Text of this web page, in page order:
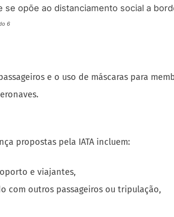
6
e o uso de máscaras para
propostas pela IATA incluem:
e viajantes,
com outros passageiros ou tripulação,